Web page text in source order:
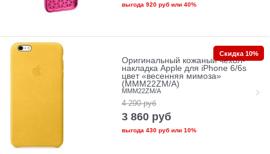
выгода 920 рубили 40%
Оригинальный кожаный чехол-
накладка Apple для iPhone 6/6s
цвет «весенняя мимоза»
(MMM22ZM/A)
MMM22ZM/A
4 290 руб
3 860 руб
выгода 430 рубили 10%
Скидка 10%